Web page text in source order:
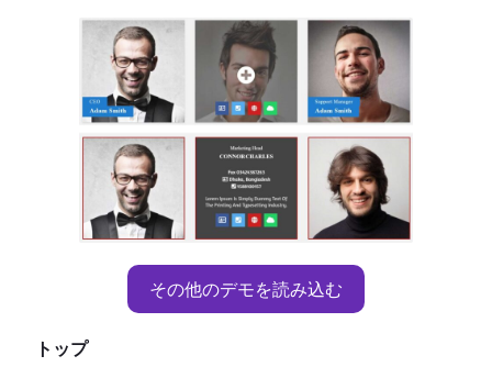
その他のデモを読み込む
トップ